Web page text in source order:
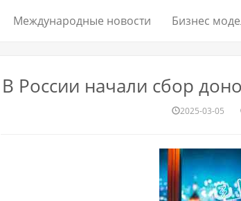
Международные новости Бизнес
В России начали сбор
2025-03-05